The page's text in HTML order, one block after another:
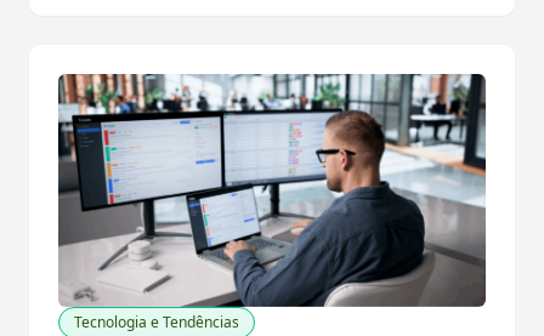
Tecnologia e Tendências